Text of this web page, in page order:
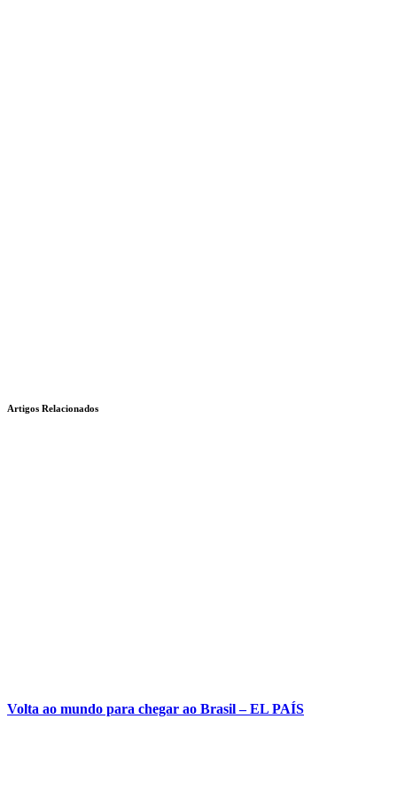
Artigos Relacionados
Volta ao mundo para chegar ao Brasil – EL PAÍS